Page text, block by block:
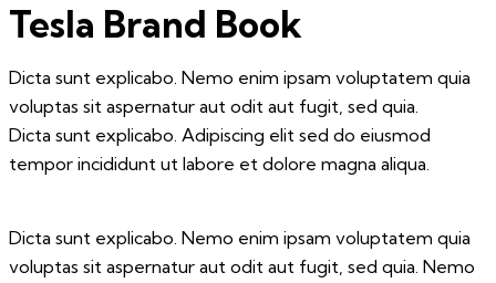
Tesla Brand Book
Dicta sunt explicabo. Nemo enim ipsam voluptatem quia
voluptas sit aspernatur aut odit aut fugit, sed quia.
Dicta sunt explicabo. Adipiscing elit sed do eiusmod
tempor incididunt ut labore et dolore magna aliqua.
Dicta sunt explicabo. Nemo enim ipsam voluptatem quia
voluptas sit aspernatur aut odit aut fugit, sed quia. Nemo